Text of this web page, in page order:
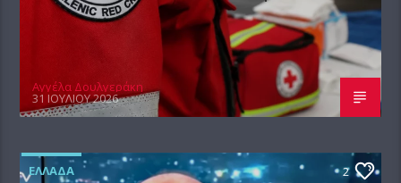
Αγγέλα Δουλγεράκη
31 ΙΟΥΛΊΟΥ 2026
ΕΛΛΆΔΑ 2